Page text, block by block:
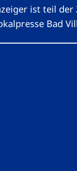
ist teil der
Bad